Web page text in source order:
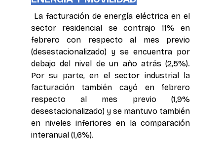
La facturación de energía eléctrica en el
sector residencial se contrajo 11% en
febrero con respecto al mes previo
(desestacionalizado) y se encuentra por
debajo del nivel de un año atrás (2,5%).
Por su parte, en el sector industrial la
facturación también cayó en febrero
respecto al mes previo (1,9%
desestacionalizado) y se mantuvo también
en niveles inferiores en la comparación
interanual (1,6%).